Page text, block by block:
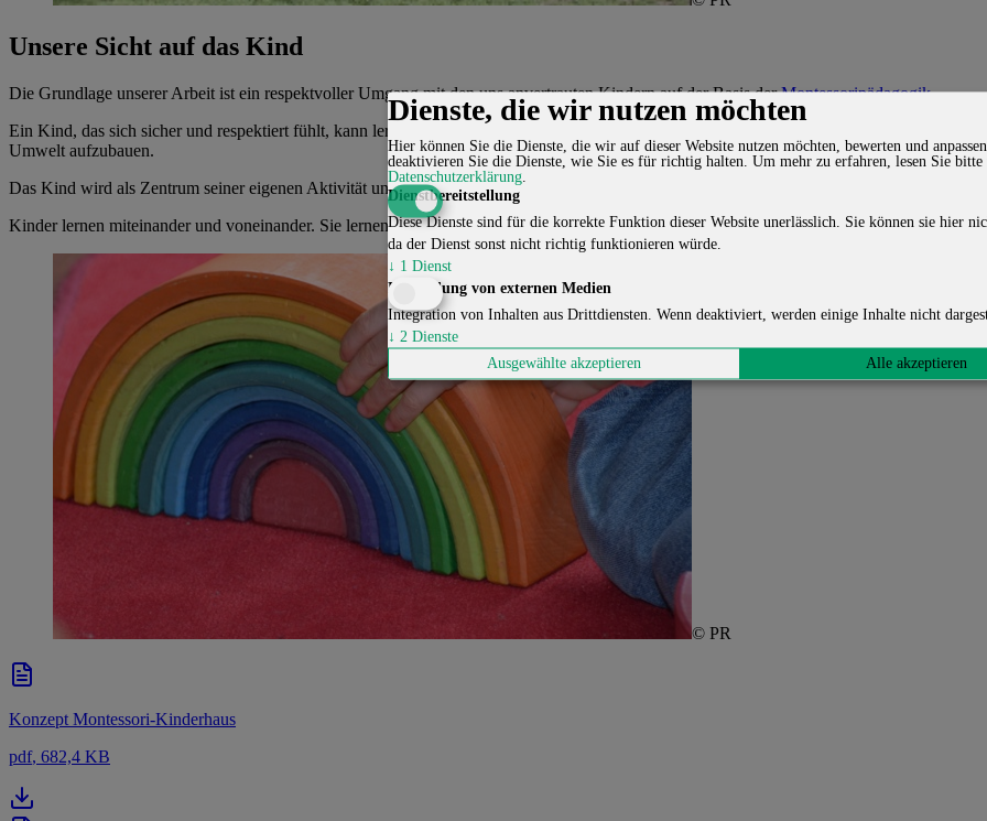
Unsere Sicht auf das Kind
Die Grundlage unserer Arbeit ist ein respektvoller Umgang mit den uns anvertrauten Kindern auf der Basis derMontessoripädagogik.
Ein Kind, das sich sicher und respektiert fühlt, kann lernen, spielen und entdecken. Wir Erwachsenen wollen es von Anfang an liebevoll
Umwelt aufzubauen.
Das Kind wird als Zentrum seiner eigenen Aktivität und in seiner individuellen Entwicklung gesehen und ernst genommen. Kinder sind
Kinder lernen miteinander und voneinander. Sie lernen sich in ihrer Verschiedenheit kennen und können sich als Teil einer lebendigen
© PR
Konzept Montessori-Kinderhaus
pdf, 682,4 KB
Dienste, die wir nutzen möchten
Hier können Sie die Dienste, die wir auf dieser Website nutzen möchten, bewerten und
deaktivieren Sie die Dienste, wie Sie es für richtig halten. Um mehr zu erfahren, lesen Sie bitte
Datenschutzerklärung
Dienstbereitstellung
Diese Dienste sind für die korrekte Funktion dieser Website unerlässlich. Sie können sie hier
da der Dienst sonst nicht richtig funktionieren würde.
↓ 1 Dienst
Einbindung von externen Medien
Integration von Inhalten aus Drittdiensten. Wenn deaktiviert, werden einige Inhalte nicht
↓ 2 Dienste
Ausgewählte akzeptieren
Alle akzeptieren